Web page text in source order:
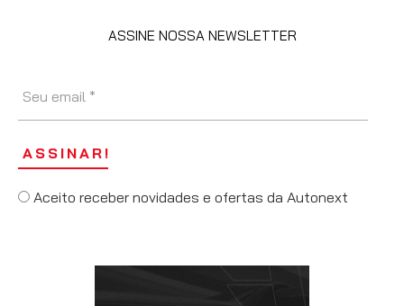
ASSINE NOSSA NEWSLETTER
Aceito receber novidades e ofertas da Autonext